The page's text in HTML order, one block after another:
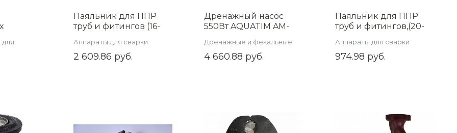
Паяльник для ППР
труб и фитингов (16-
05
Аппараты для сварки
пластиковых труб
2 609.86 руб.
Дренажный насос
550Вт AQUATIM AM-
Дренажные и фекальные
насосы
4 660.88 руб.
Паяльник для ППР
труб и фитингов,(20-
10D
Аппараты для сварки
пластиковых труб
974.98 руб.